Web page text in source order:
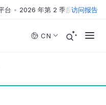
2026 年第 2 季度 The Forrester
访问报告
CN